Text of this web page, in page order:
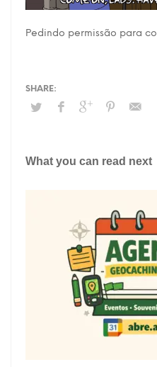
Pedindo permissão para
What you can read next